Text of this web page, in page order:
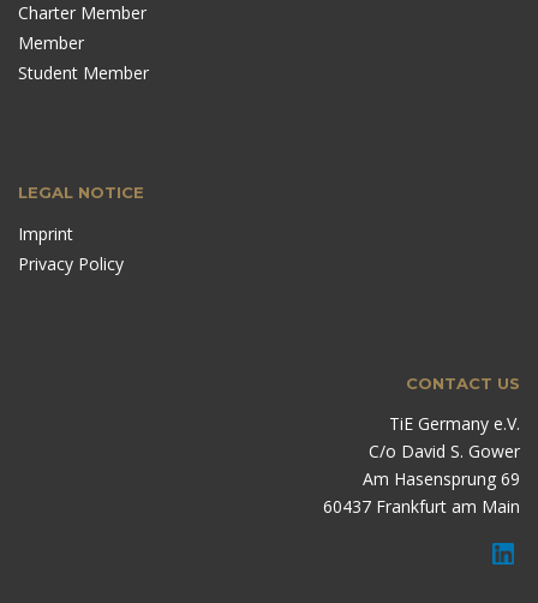
Charter Member
Member
Student Member
LEGAL NOTICE
Imprint
Privacy Policy
CONTACT US
TiE Germany e.V.
C/o David S. Gower
Am Hasensprung 69
60437 Frankfurt am Main